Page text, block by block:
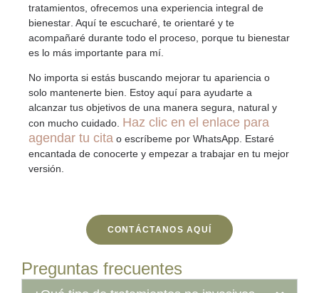
tratamientos, ofrecemos una experiencia integral de
bienestar . Aquí te escucharé, te orientaré y te
acompañaré durante todo el proceso, porque tu bienestar
es lo más importante para mí.
No importa si estás buscando mejorar tu apariencia o
solo mantenerte bien. Estoy aquí para ayudarte a
alcanzar tus objetivos de una manera segura, natural y
con mucho cuidado. Haz clic en el enlace para
agendar tu cita o escríbeme por WhatsApp . Estaré
encantada de conocerte y empezar a trabajar en tu mejor
versión.
CONTÁCTANOS AQUÍ
Preguntas frecuentes